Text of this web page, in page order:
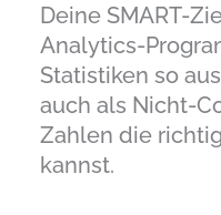
Deine SMART-
Analytics-
Statistiken so
auch als Nicht-
Zahlen die
kannst.